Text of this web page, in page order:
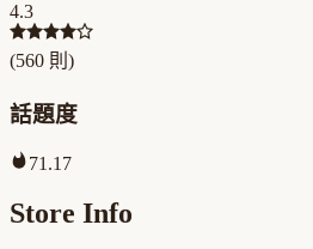
4.3
(560 則)
話題度
71.17
Store Info